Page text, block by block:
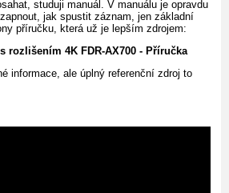
studuji manuál. V manuálu je opravdu
jak spustit záznam, jen základní
příručku, která už je lepším zdrojem:
rozlišením 4K FDR-AX700 - Příručka
informace, ale úplný referenční zdroj to